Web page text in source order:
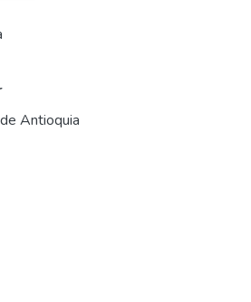
Antioquia